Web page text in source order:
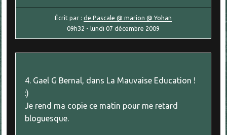
Écrit par :de Pascale @ marion @ Yohan
09h32 - lundi 07 décembre 2009
4. Gael G Bernal, dans La Mauvaise Education !
:)
Je rend ma copie ce matin pour me retard
bloguesque.